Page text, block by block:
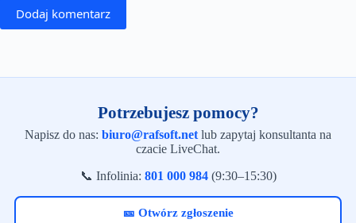
Dodaj komentarz
Potrzebujesz pomocy?
Napisz do nas: biuro@rafsoft.net lub zapytaj konsultanta na
czacie LiveChat.
📞 Infolinia: 801 000 984(9:30–15:30)
🎫 Otwórz zgłoszenie